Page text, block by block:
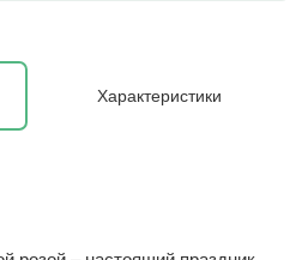
Характеристики